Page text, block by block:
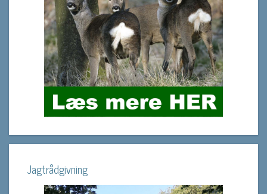
Jagtrådgivning